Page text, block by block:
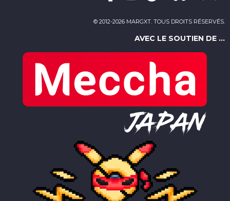
© 2012-2026 MARGXT. TOUS DROITS RÉSERVÉS.
AVEC LE SOUTIEN DE ...